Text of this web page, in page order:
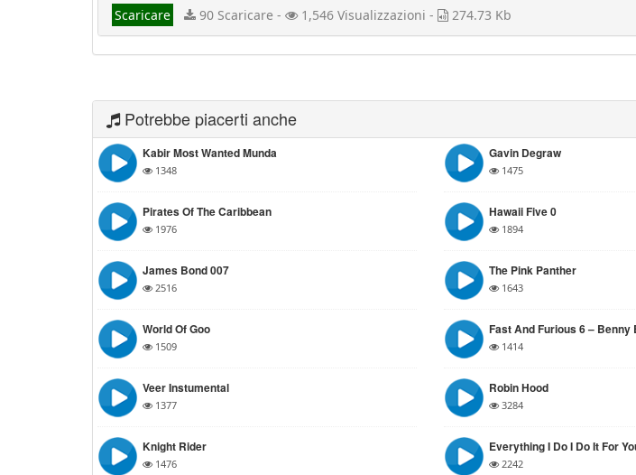
Scaricare 90 Scaricare - 1,546 Visualizzazioni - 274.73 Kb
Potrebbe piacerti anche
Kabir Most Wanted Munda
1348
Gavin Degraw
1475
Pirates Of The Caribbean
1976
Hawaii Five 0
1894
James Bond 007
2516
The Pink Panther
1643
World Of Goo
1509
Fast And Furious 6 – Benny
1414
Veer Instumental
1377
Robin Hood
3284
Knight Rider
1476
Everything I Do I Do It For
2242